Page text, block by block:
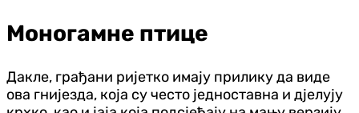
Моногамне птице
Дакле, грађани ријетко имају прилику да виде
ова гнијезда, која су често једноставна и дјелују